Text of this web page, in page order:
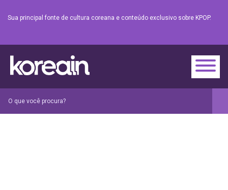
Sua principal fonte de cultura coreana e conteúdo exclusivo sobre KPOP.